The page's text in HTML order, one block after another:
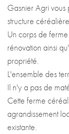
Gasnier Agri vous
structure
Un corps de
rénovation ainsi
propriété.
L'ensemble des
Il n'y a pas de
Cette ferme
agrandissement
existante.